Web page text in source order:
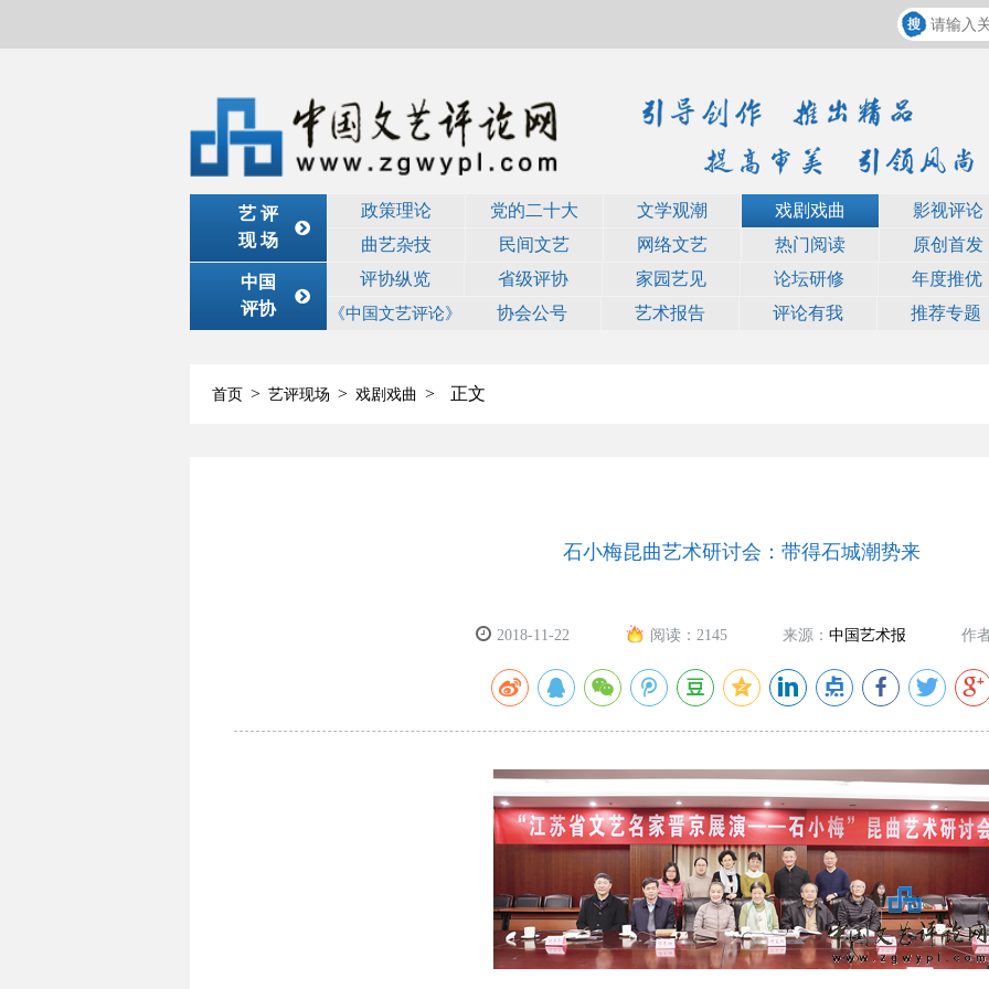
艺 评
现 场
政策理论 党的二十大 文学观潮 戏剧戏曲
影视评论
曲艺杂技
民间文艺 网络文艺 热门阅读
原创首发
中国
评协
评协纵览 省级评协 家园艺见 论坛研修 年度推优
《中国文艺评论》 协会公号 艺术报告 评论有我 推荐专题
首页 > 艺评现场 > 戏剧戏曲 > 正文
石小梅昆曲艺术研讨会：带得石城潮势来
2018-11-22 阅读： 2145 来源： 中国艺术报 作